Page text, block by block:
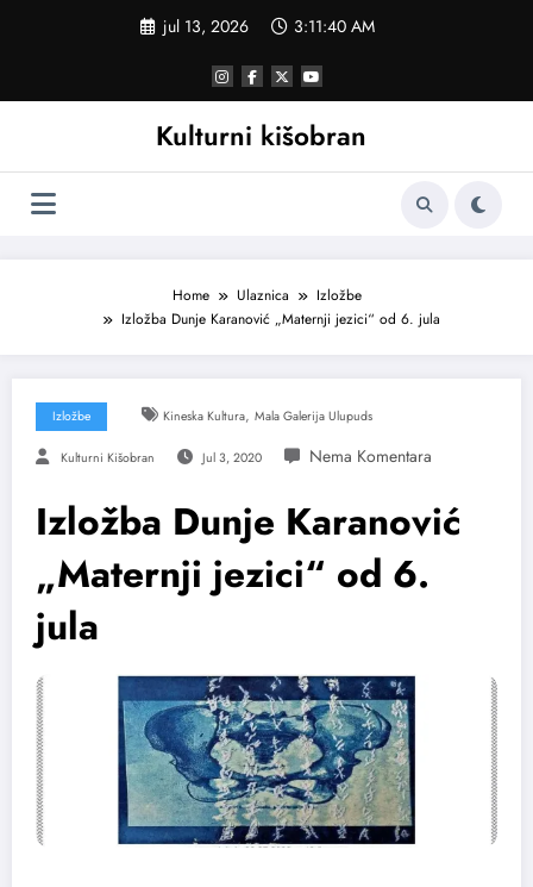
jul 13, 2026 3:11:41 AM
Kulturni kišobran
Home Ulaznica
Izložbe
Izložba Dunje Karanović „Maternji jezici“ od 6. jula
Izložbe Kineska Kultura, Mala Galerija Ulupuds
Kulturni Kišobran Jul 3, 2020
Izložba Dunje Karanović
„Maternji jezici“ od 6.
jula